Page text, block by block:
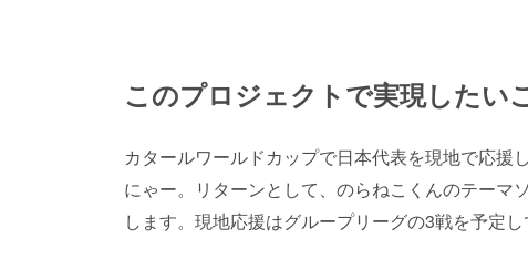
このプロジェクトで実現したい
カタールワールドカップで日本代表を現地で応援
にゃー。リターンとして、のらねこくんのテーマ
します。現地応援はグループリーグの3戦を予定し